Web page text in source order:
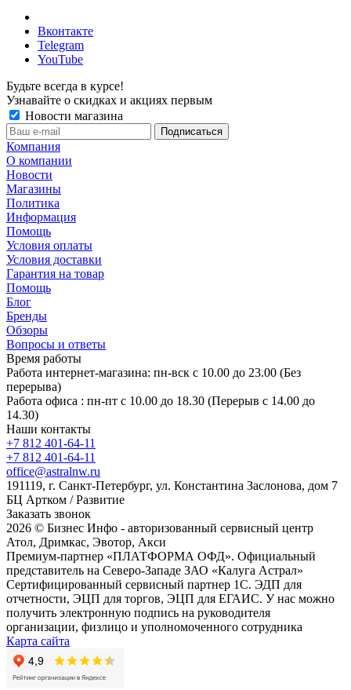
Вконтакте
Telegram
YouTube
Будьте всегда в курсе!
Узнавайте о скидках и акциях первым
Новости магазина
Компания
О компании
Новости
Магазины
Политика
Информация
Помощь
Условия оплаты
Условия доставки
Гарантия на товар
Помощь
Блог
Бренды
Обзоры
Вопросы и ответы
Время работы
Работа интернет-магазина: пн-вск с 10.00 до 23.00 (Без
перерыва)
Работа офиса : пн-пт с 10.00 до 18.30 (Перерыв с 14.00 до
14.30)
Наши контакты
+7 812 401-64-11
+7 812 401-64-11
office@astralnw.ru
191119, г. Санкт-Петербург, ул. Константина Заслонова, дом 7
БЦ Артком / Развитие
Заказать звонок
2026 © Бизнес Инфо - авторизованный сервисный центр
Атол, Дримкас, Эвотор, Акси
Премиум-партнер «ПЛАТФОРМА ОФД». Официальный
представитель на Северо-Западе ЗАО «Калуга Астрал»
Сертифицированный сервисный партнер 1C. ЭДП для
отчетности, ЭЦП для торгов, ЭЦП для ЕГАИС. У нас можно
получить электронную подпись на руководителя
организации, физлицо и уполномоченного сотрудника
Карта сайта